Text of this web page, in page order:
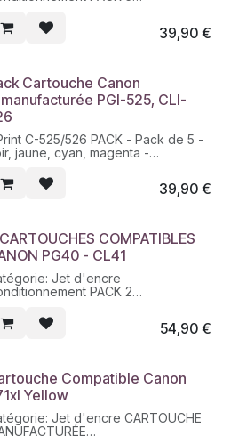
PGI520BK:20 ML -
C/M/Y:4x10 ML
- C/M/Y:3x450
2BK+C+M+Y
produit UPRINT
39,90€
Cartouche Canon
PGI-525, CLI-
C-525/526 PACK - Pack de 5 -
jaune, cyan, magenta -
pour : Canon PGI-525,
CLI-526) - pour Canon PIXMA
MX895
39,90€
COMPATIBLES
PG40 - CL41
Jet d'encre
PACK 2
BK:25 ML - CL:18 ML
produit REMANUFACTURÉ
BK+CL
produit UPRINT
54,90€
Compatible Canon
Yellow
Jet d'encre CARTOUCHE